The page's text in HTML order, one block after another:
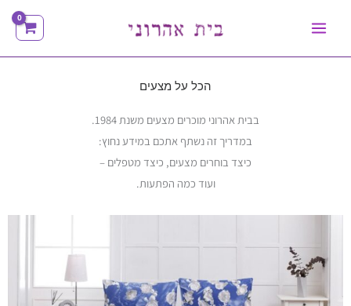
הכל על מצעים
בבית אהרוני מוכרים מצעים משנת 1984.
במדריך זה נשתף אתכם במידע נחוץ:
כיצד בוחרים מצעים, כיצד מטפלים –
ועוד כמה הפתעות.